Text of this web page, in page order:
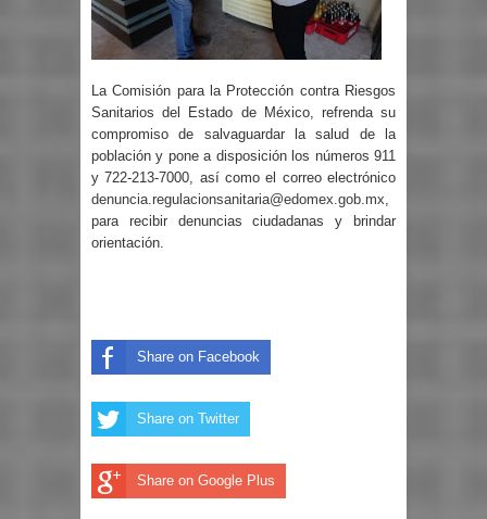
La Comisión para la Protección contra Riesgos
Sanitarios del Estado de México, refrenda su
compromiso de salvaguardar la salud de la
población y pone a disposición los números 911
y 722-213-7000, así como el correo electrónico
denuncia.regulacionsanitaria@edomex.gob.mx,
para recibir denuncias ciudadanas y brindar
orientación.
Share on Facebook
Share on Twitter
Share on Google Plus